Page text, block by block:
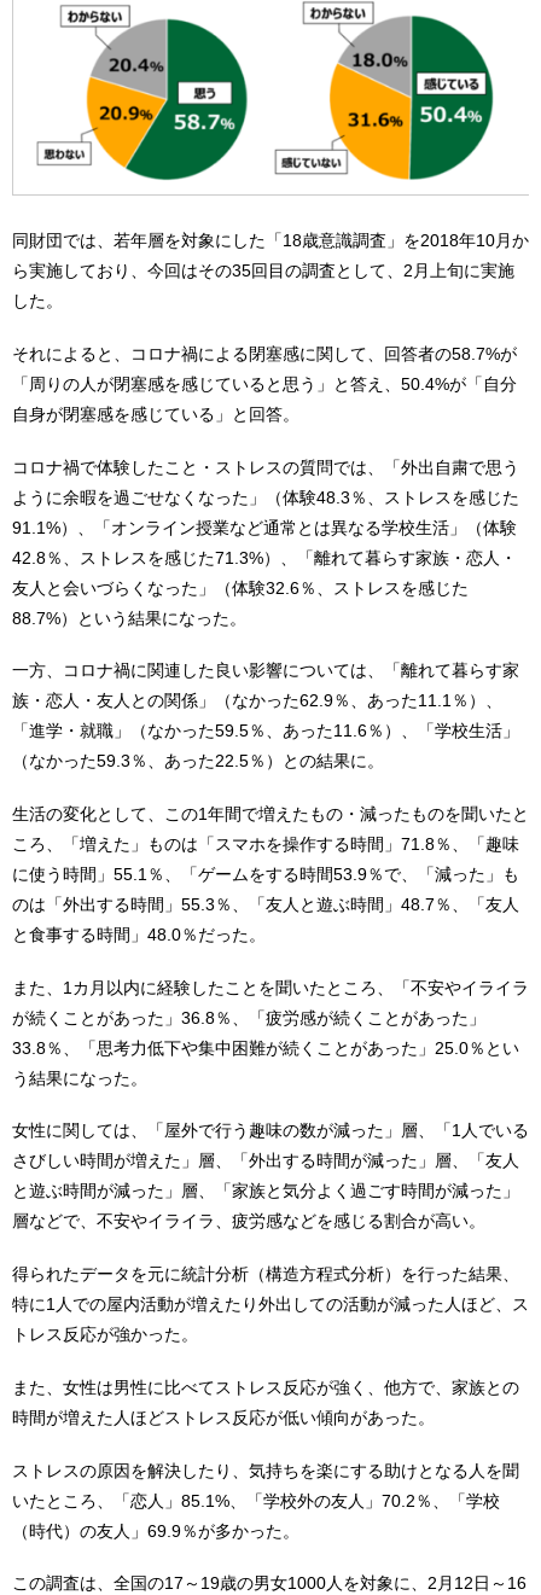
同財団では、若年層を対象にした「18歳意識調査」を2018年10月か
ら実施しており、今回はその35回目の調査として、2月上旬に実施
した。
それによると、コロナ禍による閉塞感に関して、回答者の58.7%が
「周りの人が閉塞感を感じていると思う」と答え、50.4%が「自分
自身が閉塞感を感じている」と回答。
コロナ禍で体験したこと・ストレスの質問では、「外出自粛で思う
ように余暇を過ごせなくなった」（体験48.3％、ストレスを感じた
91.1%）、「オンライン授業など通常とは異なる学校生活」（体験
42.8％、ストレスを感じた71.3%）、「離れて暮らす家族・恋人・
友人と会いづらくなった」（体験32.6％、ストレスを感じた
88.7%）という結果になった。
一方、コロナ禍に関連した良い影響については、「離れて暮らす家
族・恋人・友人との関係」（なかった62.9％、あった11.1％）、
「進学・就職」（なかった59.5％、あった11.6％）、「学校生活」
（なかった59.3％、あった22.5％）との結果に。
生活の変化として、この1年間で増えたもの・減ったものを聞いたと
ころ、「増えた」ものは「スマホを操作する時間」71.8％、「趣味
に使う時間」55.1％、「ゲームをする時間53.9％で、「減った」も
のは「外出する時間」55.3％、「友人と遊ぶ時間」48.7％、「友人
と食事する時間」48.0％だった。
また、1カ月以内に経験したことを聞いたところ、「不安やイライラ
が続くことがあった」36.8％、「疲労感が続くことがあった」
33.8％、「思考力低下や集中困難が続くことがあった」25.0％とい
う結果になった。
女性に関しては、「屋外で行う趣味の数が減った」層、「1人でいる
さびしい時間が増えた」層、「外出する時間が減った」層、「友人
と遊ぶ時間が減った」層、「家族と気分よく過ごす時間が減った」
層などで、不安やイライラ、疲労感などを感じる割合が高い。
得られたデータを元に統計分析（構造方程式分析）を行った結果、
特に1人での屋内活動が増えたり外出しての活動が減った人ほど、ス
トレス反応が強かった。
また、女性は男性に比べてストレス反応が強く、他方で、家族との
時間が増えた人ほどストレス反応が低い傾向があった。
ストレスの原因を解決したり、気持ちを楽にする助けとなる人を聞
いたところ、「恋人」85.1%、「学校外の友人」70.2％、「学校
（時代）の友人」69.9％が多かった。
この調査は、全国の17～19歳の男女1000人を対象に、2月12日～16